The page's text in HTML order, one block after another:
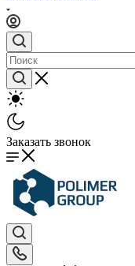
Заказать звонок